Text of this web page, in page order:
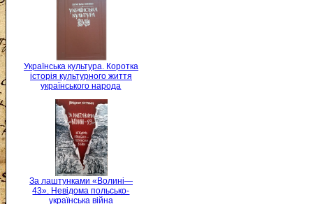
Українська культура. Коротка
історія культурного життя
українського народа
За лаштунками «Волині—
43». Невідома польсько-
українська війна